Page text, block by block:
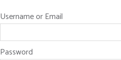
Username or Email
Password